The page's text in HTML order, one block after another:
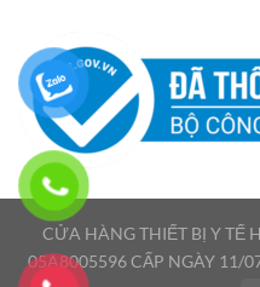
CỬA HÀNG THIẾT BỊ Y TẾ
05A8005596 CẤP NGÀY 11/